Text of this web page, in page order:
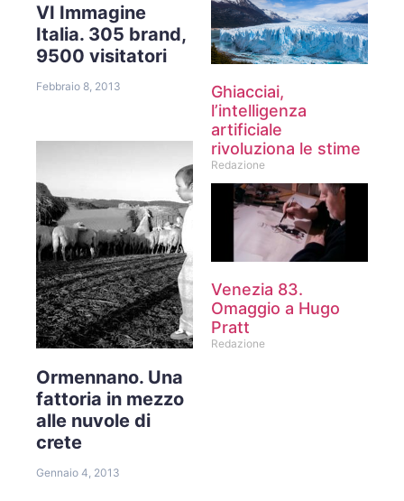
VI Immagine
Italia. 305 brand,
9500 visitatori
Febbraio 8, 2013
Ormennano. Una
fattoria in mezzo
alle nuvole di
crete
Gennaio 4, 2013
Ghiacciai,
l’intelligenza
artificiale
rivoluziona le stime
Redazione
Venezia 83.
Omaggio a Hugo
Pratt
Redazione